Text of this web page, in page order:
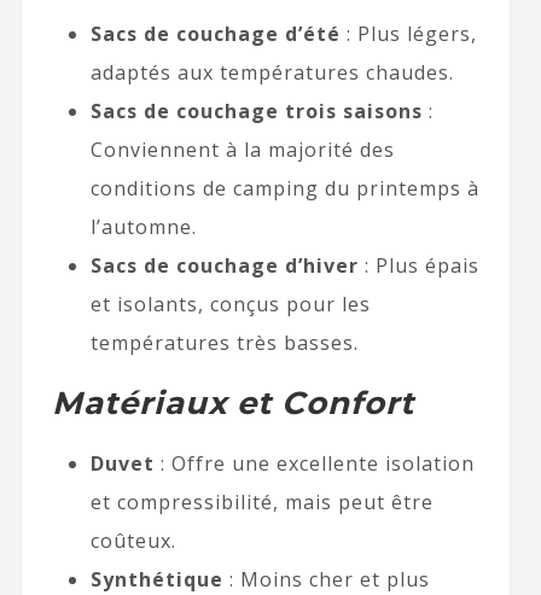
Sacs de couchage d’été : Plus légers,
adaptés aux températures chaudes.
Sacs de couchage trois saisons :
Conviennent à la majorité des
conditions de camping du printemps à
l’automne.
Sacs de couchage d’hiver : Plus épais
et isolants, conçus pour les
températures très basses.
Matériaux et Confort
Duvet : Offre une excellente isolation
et compressibilité, mais peut être
coûteux.
Synthétique : Moins cher et plus